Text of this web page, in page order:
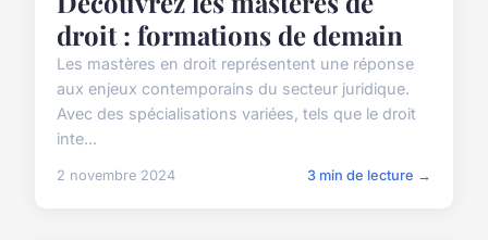
droit : formations de demain
Les mastères en droit représentent une réponse
aux enjeux contemporains du secteur juridique.
Avec des spécialisations variées, tels que le droit
inte...
2 novembre 2024 3 min de lecture →